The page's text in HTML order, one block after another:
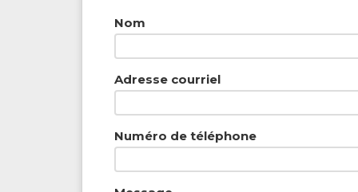
Nom
Adresse courriel
Numéro de téléphone